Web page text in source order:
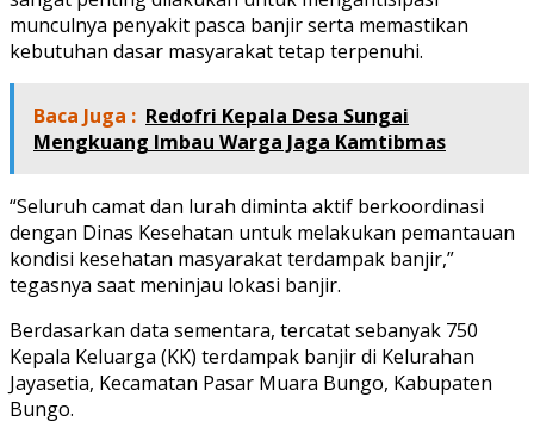
munculnya penyakit pasca banjir serta memastikan
kebutuhan dasar masyarakat tetap terpenuhi.
Baca Juga : Redofri Kepala Desa Sungai
Mengkuang Imbau Warga Jaga Kamtibmas
“Seluruh camat dan lurah diminta aktif berkoordinasi
dengan Dinas Kesehatan untuk melakukan pemantauan
kondisi kesehatan masyarakat terdampak banjir,”
tegasnya saat meninjau lokasi banjir.
Berdasarkan data sementara, tercatat sebanyak 750
Kepala Keluarga (KK) terdampak banjir di Kelurahan
Jayasetia, Kecamatan Pasar Muara Bungo, Kabupaten
Bungo.